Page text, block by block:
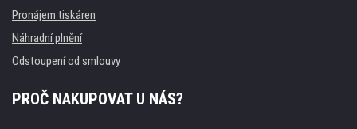
Pronájem tiskáren
Náhradní plnění
Odstoupení od smlouvy
PROČ NAKUPOVAT U NÁS?